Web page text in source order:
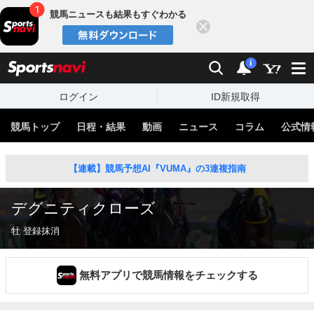
競馬ニュースも結果もすぐわかる
検索 通知
i
ログイン ID新規取得
競馬トップ 日程・結果 動画 ニュース コラム 公式情
【連載】競馬予想AI『VUMA』の3連複指南
デグニティクローズ
牡 登録抹消
無料アプリで競馬情報をチェックする